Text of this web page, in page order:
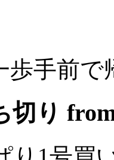
歩手前で
切り